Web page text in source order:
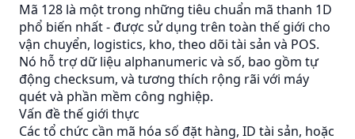
Mã 128 là một trong những tiêu chuẩn mã thanh 1D
phổ biến nhất - được sử dụng trên toàn thế giới cho
vận chuyển, logistics, kho, theo dõi tài sản và POS.
Nó hỗ trợ dữ liệu alphanumeric và số, bao gồm tự
động checksum, và tương thích rộng rãi với máy
quét và phần mềm công nghiệp.
Vấn đề thế giới thực
Các tổ chức cần mã hóa số đặt hàng, ID tài sản, hoặc